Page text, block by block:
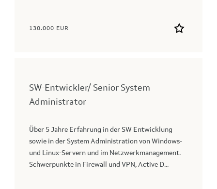
130.000 EUR
SW-Entwickler/ Senior System
Administrator
Über 5 Jahre Erfahrung in der SW Entwicklung
sowie in der System Administration von Windows-
und Linux-Servern und im Netzwerkmanagement.
Schwerpunkte in Firewall und VPN, Active D...